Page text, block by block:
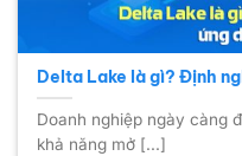
Delta Lake là gì? Định
Doanh nghiệp ngày càng
khả năng mở [...]